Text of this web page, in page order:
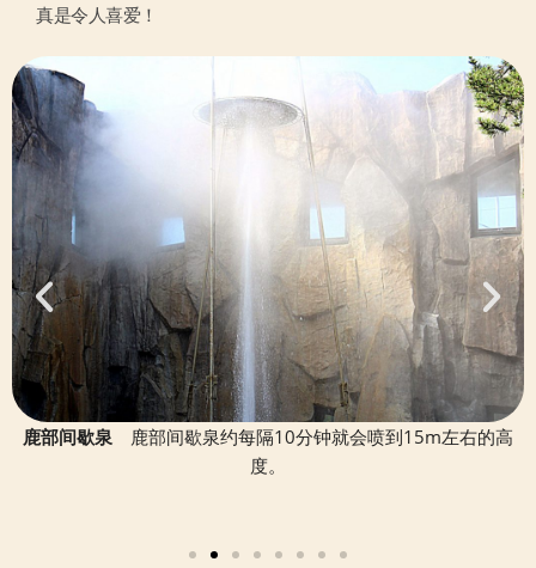
真是令人喜爱！
道之站鹿部间歇泉公园
鹿部间歇泉
2024年开业的『温泉蒸汽处鹿部烧（收费区）』。鹿部烧是将喷
火湾的扇贝和水章鱼包在如温泉蒸汽般松软的面皮里，然后浸泡
温暖的足汤 (收费区)
温泉蒸食处
海滨的妈妈食堂
道之站鹿部间歇泉公园